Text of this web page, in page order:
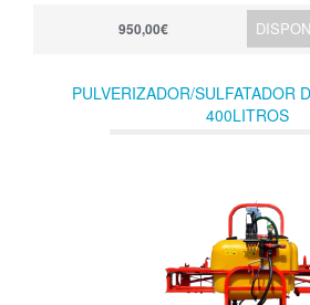
950,00€
PULVERIZADOR/SULFATADOR
400LITROS